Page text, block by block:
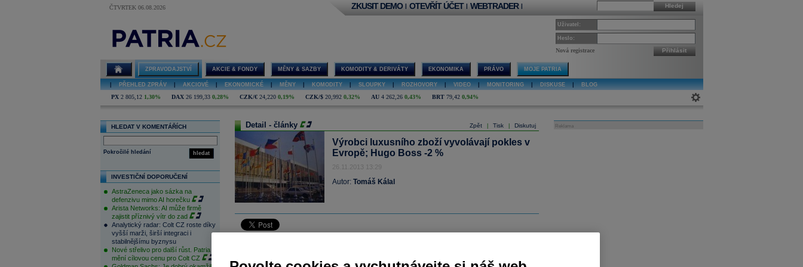
ČTVRTEK 06.08.2026 Hledej
ZKUSIT DEMO | OTEVŘÍT ÚČET | WEBTRADER |
Uživatel:
Heslo:
Nová registrace Přihlásit
ZPRAVODAJSTVÍ AKCIE & FONDY MĚNY & SAZBY KOMODITY & DERIVÁTY EKONOMIKA PRÁVO MOJE PATRIA
PŘEHLED ZPRÁV AKCIOVÉ EKONOMICKÉ MĚNY KOMODITY SLOUPKY ROZHOVORY VIDEO MONITORING DISKUSE BLOG
PX 2 805,12 1,30% DAX 26 199,33 0,28% CZK/€ 24,220 0,19% CZK/$ 20,992 0,32% AU 4 262,26 0,43% BRT 79,42 0,94%
HLEDAT V KOMENTÁŘÍCH
hledat
Pokročilé hledání
INVESTIČNÍ DOPORUČENÍ
AstraZeneca jako sázka na
defenzivu mimo AI horečku
Arista Networks: AI může firmě
zajistit příznivý vítr do zad
Analytický radar: Colt CZ roste díky
vyšší marži, širší integraci i
stabilnějšímu byznysu
Nové střelivo pro další růst. Patria
mění cílovou cenu pro Colt CZ
Zpět Tisk Diskutuj
Detail - články
Výrobci luxusního zboží vyvolávají pokles v
Evropě; Hugo Boss -2 %
26.11.2013 13:29
Autor: Tomáš Kálal
Reklama